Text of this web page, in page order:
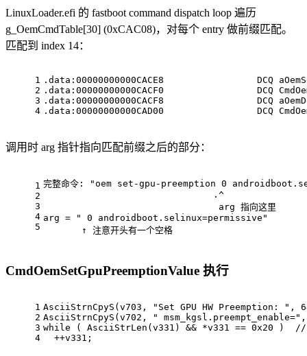
LinuxLoader.efi 的 fastboot command dispatch loop 遍历
g_OemCmdTable[30] (0xCAC08)，对每个 entry 做前缀匹配。
匹配到 index 14：
1
2
3
4
.data:00000000000CACE8                 DCQ
.data:00000000000CACF0                 DCQ
.data:00000000000CACF8                 DCQ
.data:00000000000CAD00                 DCQ
调用时 arg 指针指向匹配前缀之后的部分：
1
2
3
4
5
完整命令: "oem set-gpu-preemption 0
                               .^
                                arg 指向这里
arg = " 0 androidboot.selinux=permissive"
       ↑ 注意开头有一个空格
CmdOemSetGpuPreemptionValue 执行
1
2
3
4
AsciiStrnCpyS(v703, "Set GPU HW Preemption: " ,
AsciiStrnCpyS(v702,
" msm_kgsl.preempt_enable="
while ( AsciiStrLen(v331) && *v331 == 0x20 ) //
  ++v331;